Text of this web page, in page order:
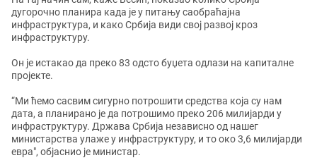
дугорочно планира када је у питању саобраћајна
инфраструктура, и како Србија види свој развој кроз
инфраструктуру.
Он је истакао да преко 83 одсто буџета одлази на капиталне
пројекте.
“Ми ћемо сасвим сигурно потрошити средства која су нам
дата, а планирано је да потрошимо преко 206 милијарди у
инфраструктуру. Држава Србија независно од нашег
министарства улаже у инфраструктуру, и то око 3,6 милијарди
евра", објаснио је министар.